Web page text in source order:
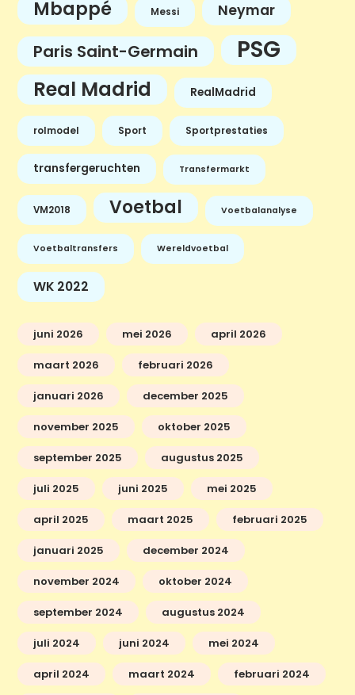
Mbappé Messi Neymar
Paris Saint-Germain PSG
Real Madrid RealMadrid
rolmodel Sport Sportprestaties
transfergeruchten Transfermarkt
VM2018 Voetbal Voetbalanalyse
Voetbaltransfers Wereldvoetbal
WK 2022
juni 2026 mei 2026 april 2026
maart 2026 februari 2026
januari 2026 december 2025
november 2025 oktober 2025
september 2025 augustus 2025
juli 2025 juni 2025 mei 2025
april 2025 maart 2025 februari 2025
januari 2025 december 2024
november 2024 oktober 2024
september 2024 augustus 2024
juli 2024 juni 2024 mei 2024
april 2024 maart 2024 februari 2024